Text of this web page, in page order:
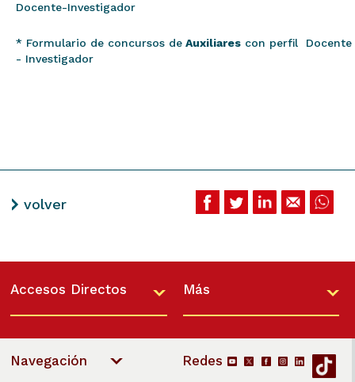
Docente-Investigador
* Formulario de concursos de Auxiliares con perfil Docente
- Investigador
volver
Accesos Directos Más
Navegación